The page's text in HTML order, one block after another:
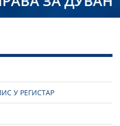
У РЕГИСТАР